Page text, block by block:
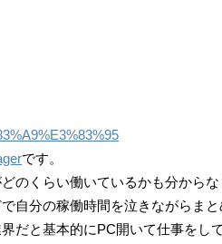
です。
のくらい働いているかも分から
自分の稼働時間を泣きながらま
だと基本的にPC開いて仕事をし